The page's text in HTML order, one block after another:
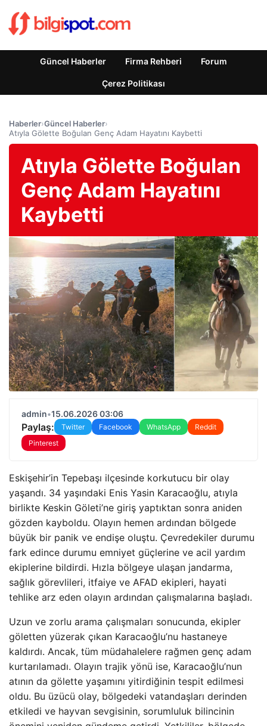
Güncel Haberler Firma Rehberi Forum
Çerez Politikası
Haberler›Güncel Haberler›
Atıyla Gölette Boğulan Genç Adam Hayatını Kaybetti
Atıyla Gölette Boğulan
Genç Adam Hayatını
Kaybetti
admin•15.06.2026 03:06
Paylaş: Twitter Facebook WhatsApp
Reddit
Pinterest
Eskişehir’in Tepebaşı ilçesinde korkutucu bir olay
yaşandı. 34 yaşındaki Enis Yasin Karacaoğlu, atıyla
birlikte Keskin Göleti’ne giriş yaptıktan sonra aniden
gözden kayboldu. Olayın hemen ardından bölgede
büyük bir panik ve endişe oluştu. Çevredekiler durumu
fark edince durumu emniyet güçlerine ve acil yardım
ekiplerine bildirdi. Hızla bölgeye ulaşan jandarma,
sağlık görevlileri, itfaiye ve AFAD ekipleri, hayati
tehlike arz eden olayın ardından çalışmalarına başladı.
Uzun ve zorlu arama çalışmaları sonucunda, ekipler
göletten yüzerak çıkan Karacaoğlu’nu hastaneye
kaldırdı. Ancak, tüm müdahalelere rağmen genç adam
kurtarılamadı. Olayın trajik yönü ise, Karacaoğlu’nun
atının da gölette yaşamını yitirdiğinin tespit edilmesi
oldu. Bu üzücü olay, bölgedeki vatandaşları derinden
etkiledi ve hayvan sevgisinin, sorumluluk bilincinin